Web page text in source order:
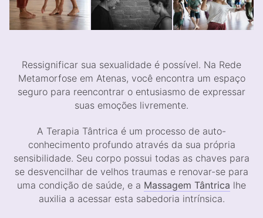
Ressignificar sua sexualidade é possível. Na Rede
Metamorfose em Atenas, você encontra um espaço
seguro para reencontrar o entusiasmo de expressar
suas emoções livremente.
A Terapia Tântrica é um processo de auto-
conhecimento profundo através da sua própria
sensibilidade. Seu corpo possui todas as chaves para
se desvencilhar de velhos traumas e renovar-se para
uma condição de saúde, e a Massagem Tântrica lhe
auxilia a acessar esta sabedoria intrínsica.